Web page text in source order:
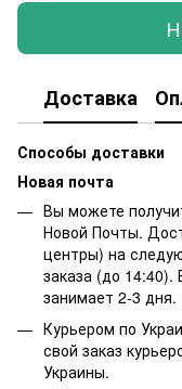
Доставка
Способы доставки
Новая почта
Вы можете
Новой Почты.
центры) на
заказа (до 14:40).
занимает 2-3 дня.
Курьером по
свой заказ
Украины.